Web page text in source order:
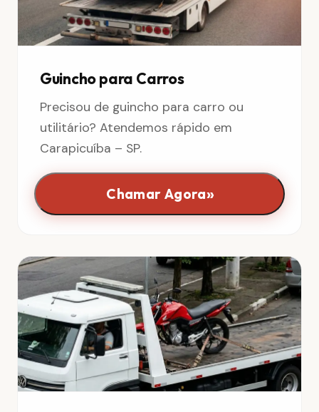
Guincho para Carros
Precisou de guincho para carro ou
utilitário? Atendemos rápido em
Carapicuíba – SP.
Chamar Agora»